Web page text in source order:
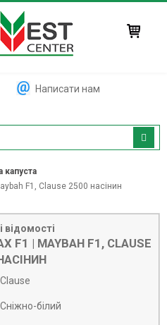
Написати нам
капуста
F1, Clause 2500 насінин
відомості
| MAYBAH F1, CLAUSE
Clause
Сніжно-білий